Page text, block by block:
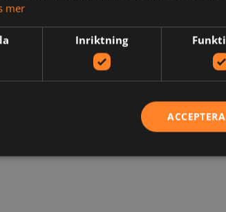
i klassisk rundstickad
mer
Inriktning